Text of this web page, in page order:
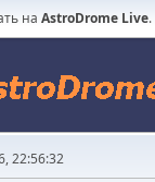
на AstroDrome Live.
22:56:32